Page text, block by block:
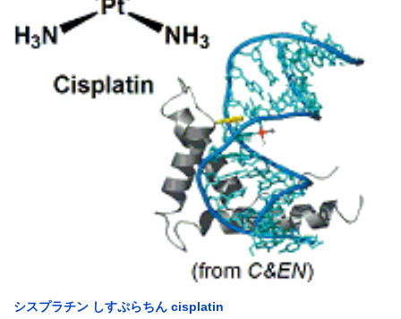
シスプラチン しすぷらちん cisplatin